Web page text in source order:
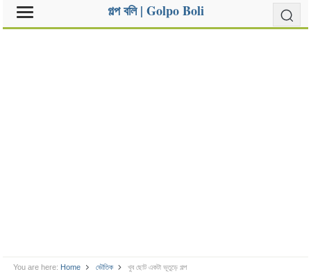
গল্প বলি | Golpo Boli
You are here: Home ভৌতিক খুব ছোট একটা ভূতুড়ে গল্প